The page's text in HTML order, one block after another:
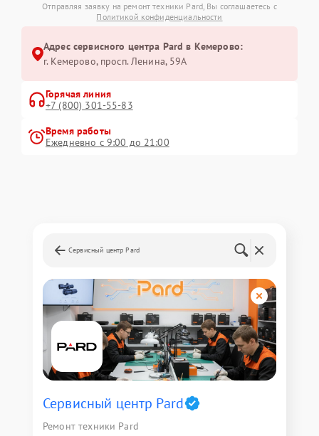
Отправляя заявку на ремонт техники Pard, Вы соглашаетесь с
Политикой конфиденциальности
Адрес сервисного центра Pard в Кемерово:
г. Кемерово, просп. Ленина, 59А
Горячая линия
+7 (800) 301-55-83
Время работы
Ежедневно с 9:00 до 21:00
Сервисный центр Pard
Сервисный центр Pard
Ремонт техники Pard